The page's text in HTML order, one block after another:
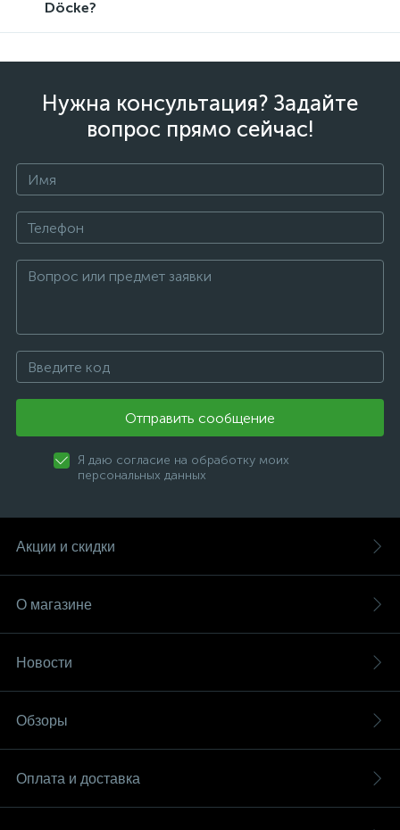
Döcke?
Нужна консультация? Задайте
вопрос прямо сейчас!
Отправить сообщение
Я даю согласие на обработку моих
персональных данных
Акции и скидки
О магазине
Новости
Обзоры
Оплата и доставка